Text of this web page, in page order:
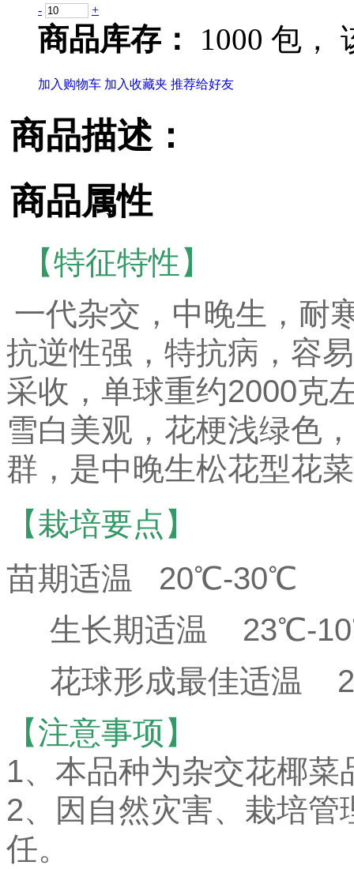
- +
商品库存： 1000 包，
加入购物车 加入收藏夹 推荐给好友
商品描述：
商品属性
【特征特性】
一代杂交，中晚生，耐
抗逆性强，特抗病，容
采收，单球重约2000克
雪白美观，花梗浅绿色
群，是中晚生松花型花
【栽培要点】
苗期适温 20℃-30℃
生长期适温 23℃-
花球形成最佳适温
【注意事项】
1、本品种为杂交花椰
2、因自然灾害、栽培
任。